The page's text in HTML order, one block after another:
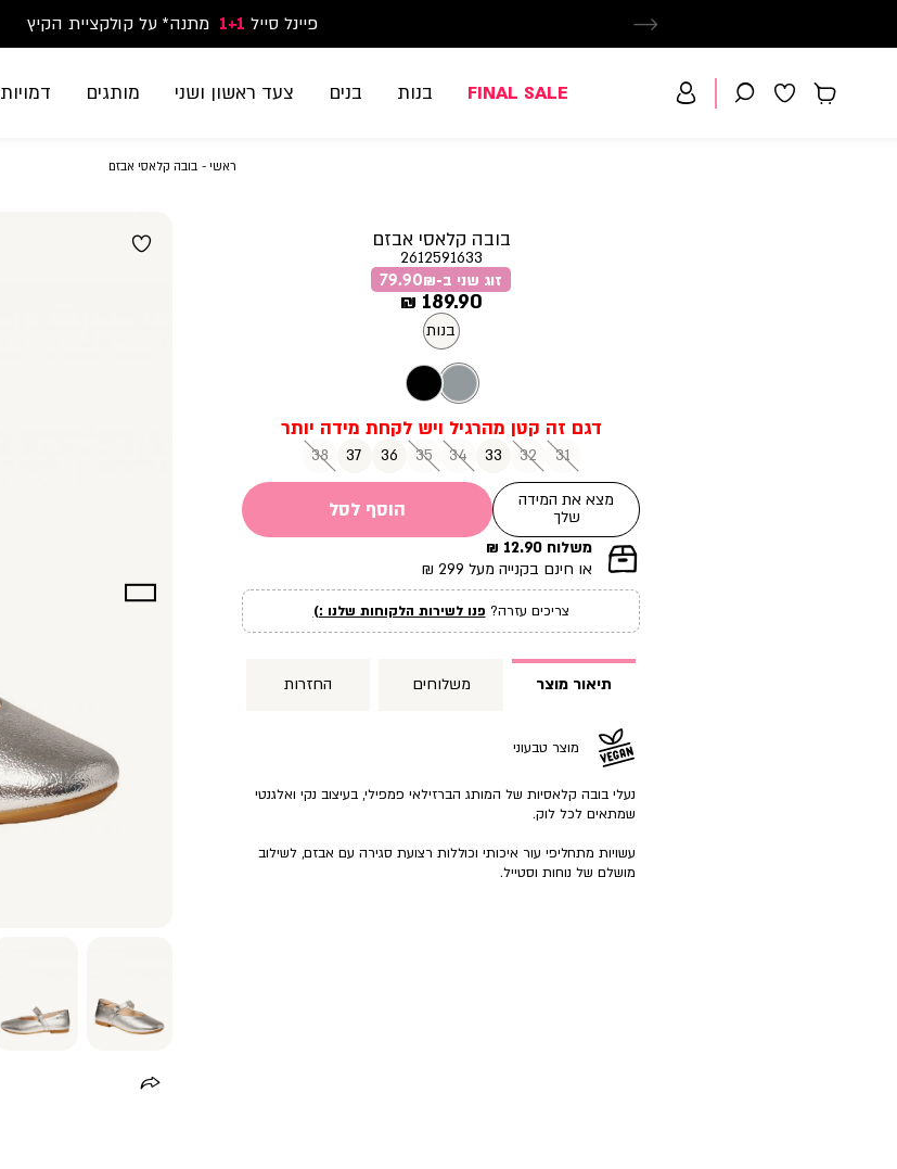
משלוח חינם בקנייה מעל 299₪ | זמני אספקה עד 5 ימי עסקים
פיינל סייל 1+1 מתנה* על קולקציית הקיץ
נעלי ספורט וסניקרס זוג שני החל מ-59.90
FINAL SALE בנות בנים צעד ראשון ושני מותגים דמויות
ראשי ראשי
בובה קלאסי אבזםבובה
בובה קלאסי אבזם
2612591633
זוג שני ב-79.90₪
מחיר
מוצר
189.90 ₪
בנות
31
32
33
34
35
36
37
38
מצא את המידה
שלך
הוסף לסל
|
תומך
עמוד
מוצר
משלוח 12.90 ₪
או חינם בקנייה מעל 299 ₪
צריכים עזרה? פנו לשירות הלקוחות שלנו :)
תיאור מוצר משלוחים החזרות
מוצר טבעוני
נעלי בובה קלאסיות של המותג הברזילאי פמפילי, בעיצוב נקי ואלגנטי
שמתאים לכל לוק.
עשויות מתחליפי עור איכותי וכוללות רצועת סגירה עם אבזם, לשילוב
מושלם של נוחות וסטייל.